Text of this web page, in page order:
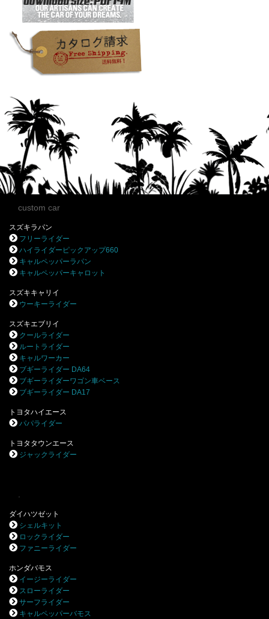
custom car
スズキラパン
フリーライダー
ハイライダーピックアップ660
キャルペッパーラパン
キャルペッパーキャロット
スズキキャリイ
ウーキーライダー
スズキエブリイ
クールライダー
ルートライダー
キャルワーカー
ブギーライダー DA64
ブギーライダーワゴン車ベース
ブギーライダー DA17
トヨタハイエース
パパライダー
トヨタタウンエース
ジャックライダー
ダイハツゼット
シェルキット
ロックライダー
ファニーライダー
ホンダバモス
イージーライダー
スローライダー
サーフライダー
キャルペッパーバモス